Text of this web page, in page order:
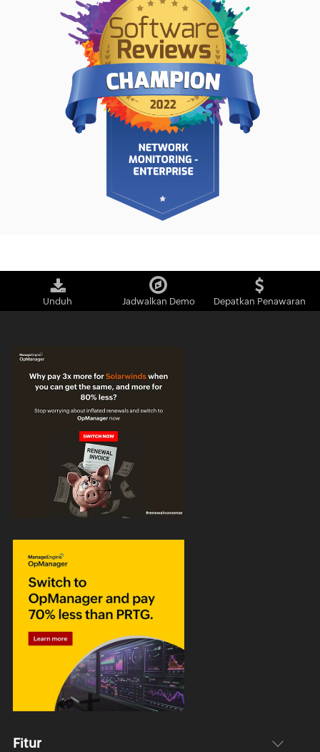
Unduh Jadwalkan Demo Depatkan Penawaran
Fitur